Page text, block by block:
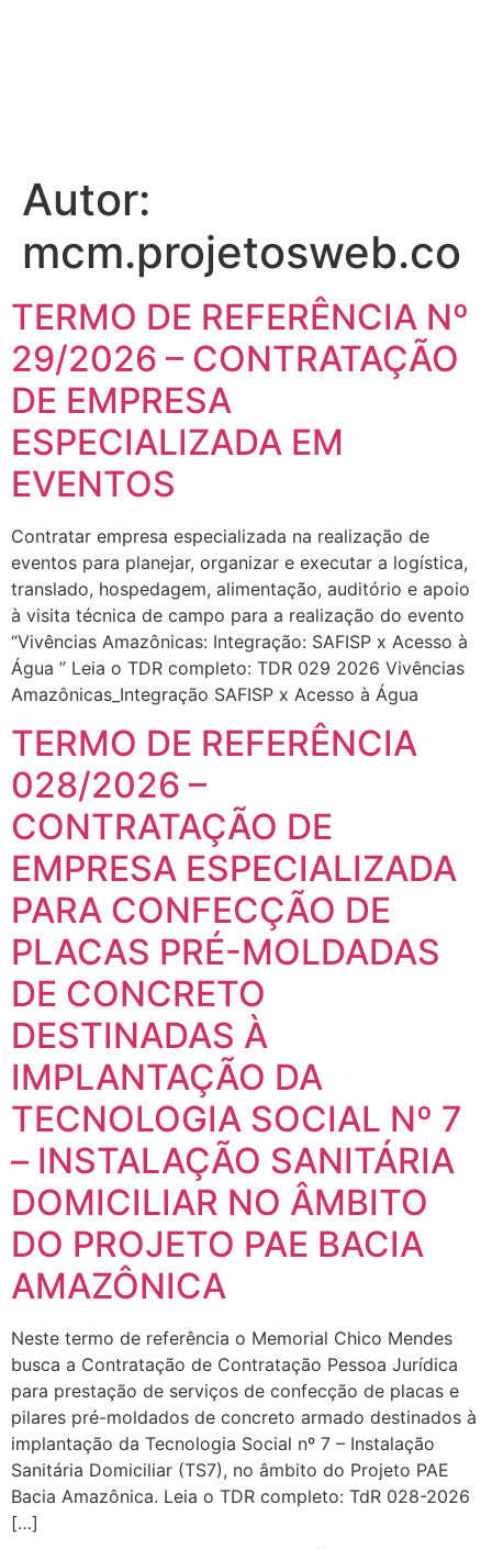
Autor:
mcm.projetosweb.co
TERMO DE REFERÊNCIA Nº
29/2026 – CONTRATAÇÃO
DE EMPRESA
ESPECIALIZADA EM
EVENTOS
Contratar empresa especializada na realização de
eventos para planejar, organizar e executar a logística,
translado, hospedagem, alimentação, auditório e apoio
à visita técnica de campo para a realização do evento
“Vivências Amazônicas: Integração: SAFISP x Acesso à
Água ” Leia o TDR completo: TDR 029 2026 Vivências
Amazônicas_Integração SAFISP x Acesso à Água
TERMO DE REFERÊNCIA
028/2026 –
CONTRATAÇÃO DE
EMPRESA ESPECIALIZADA
PARA CONFECÇÃO DE
PLACAS PRÉ-MOLDADAS
DE CONCRETO
DESTINADAS À
IMPLANTAÇÃO DA
TECNOLOGIA SOCIAL Nº 7
– INSTALAÇÃO SANITÁRIA
DOMICILIAR NO ÂMBITO
DO PROJETO PAE BACIA
AMAZÔNICA
Neste termo de referência o Memorial Chico Mendes
busca a Contratação de Contratação Pessoa Jurídica
para prestação de serviços de confecção de placas e
pilares pré-moldados de concreto armado destinados à
implantação da Tecnologia Social nº 7 – Instalação
Sanitária Domiciliar (TS7), no âmbito do Projeto PAE
Bacia Amazônica. Leia o TDR completo: TdR 028-2026
[…]